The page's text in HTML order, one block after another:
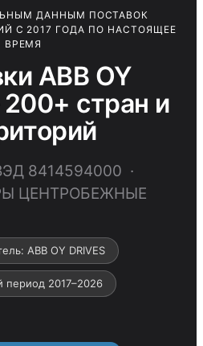
ДАННЫМ ПОСТАВОК
С 2017 ГОДА ПО НАСТОЯЩЕЕ
ВРЕМЯ
ABB OY
стран и
8414594000 ·
ЦЕНТРОБЕЖНЫЕ
ABB OY DRIVES
период 2017–2026